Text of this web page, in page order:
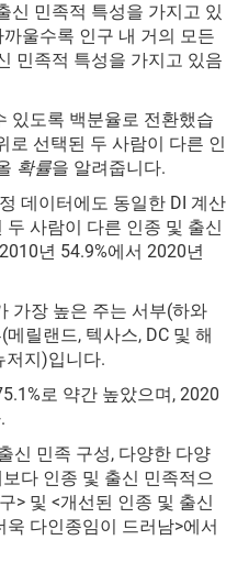
신 민족적 특성을 가지고 있
울수록 인구 내 거의 모든
민족적 특성을 가지고 있음
있도록 백분율로 전환했습
로 선택된 두 사람이 다른 인
확률을 알려줍니다.
데이터에도 동일한 DI 계산
사람이 다른 인종 및 출신
년 54.9%에서 2020년
가장 높은 주는 서부(하와
릴랜드, 텍사스, DC 및 해
저지)입니다.
로 약간 높았으며, 2020
신 민족 구성, 다양한 다양
다 인종 및 출신 민족적으
> 및 <개선된 인종 및 출신
다인종임이 드러남>에서